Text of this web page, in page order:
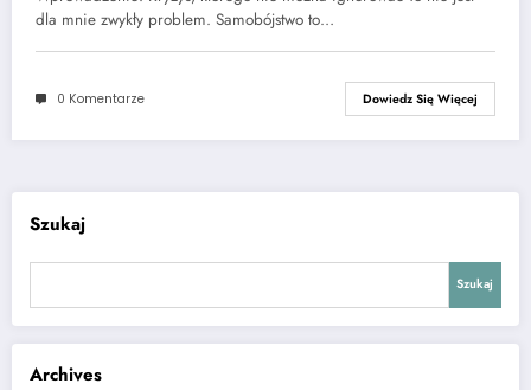
najnowszych badań (2023–2025)
dla mnie zwykły problem. Samobójstwo to…
0 Komentarze Dowiedz Się Więcej
Szukaj
Szukaj
Archives